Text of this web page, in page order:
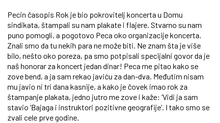
Pecin časopis Rok je bio pokrovitelj koncerta u Domu
sindikata, štampali su nam plakate i flajere. Stvarno su nam
puno pomogli, a pogotovo Peca oko organizacije koncerta.
Znali smo da tu nekih para ne može biti. Ne znam šta je više
bilo, nešto oko poreza, pa smo potpisali specijalni govor da je
naš honorar za koncert jedan dinar! Peca me pitao kako se
zove bend, a ja sam rekao javiću za dan-dva. Međutim nisam
mu javio ni tri dana kasnije, a kako je čovek imao rok za
štampanje plakata, jedno jutro me zove i kaže: ‘Vidi ja sam
stavio ‘Bajaga i instruktori pozitivne geografije’. I tako smo se
zvali cele prve godine.